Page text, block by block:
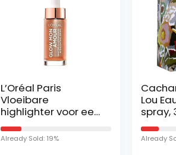
L’Oréal Paris
Vloeibare
highlighter voor een
frisse teint, Glow
mon Amour
Highlighting Drops,
Already Sold: 19%
Lou
spray,
Already